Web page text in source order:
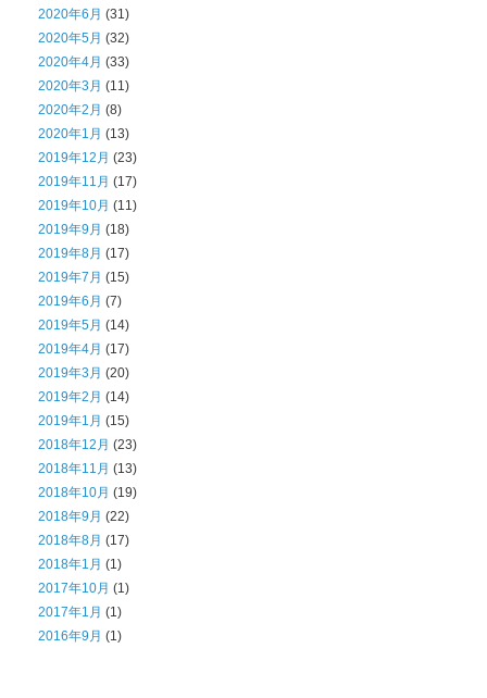
2020年6月 (31)
2020年5月 (32)
2020年4月 (33)
2020年3月 (11)
2020年2月 (8)
2020年1月 (13)
2019年12月 (23)
2019年11月 (17)
2019年10月 (11)
2019年9月 (18)
2019年8月 (17)
2019年7月 (15)
2019年6月 (7)
2019年5月 (14)
2019年4月 (17)
2019年3月 (20)
2019年2月 (14)
2019年1月 (15)
2018年12月 (23)
2018年11月 (13)
2018年10月 (19)
2018年9月 (22)
2018年8月 (17)
2018年1月 (1)
2017年10月 (1)
2017年1月 (1)
2016年9月 (1)